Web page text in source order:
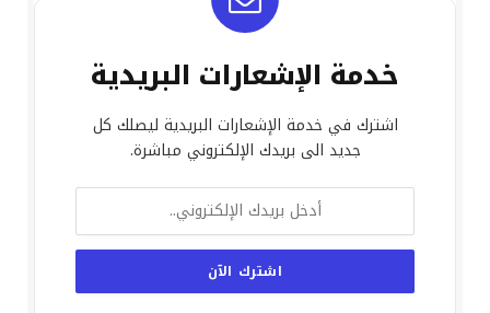
خدمة الإشعارات البريدية
اشترك في خدمة الإشعارات البريدية ليصلك كل
جديد الى بريدك الإلكتروني مباشرة.